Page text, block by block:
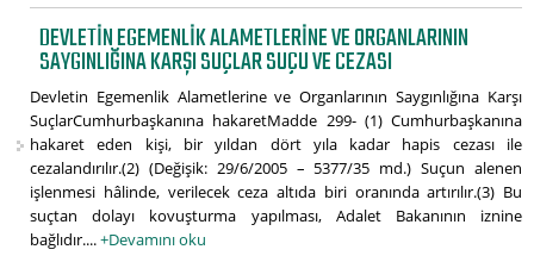
DEVLETIN EGEMENLIK ALAMETLERINE VE ORGANLARININ
SAYGINLIĞINA KARŞI SUÇLAR SUÇU VE CEZASI
Devletin Egemenlik Alametlerine ve Organlarının Saygınlığına Karşı
SuçlarCumhurbaşkanına hakaretMadde 299- (1) Cumhurbaşkanına
hakaret eden kişi, bir yıldan dört yıla kadar hapis cezası ile
cezalandırılır.(2) (Değişik: 29/6/2005 – 5377/35 md.) Suçun alenen
işlenmesi hâlinde, verilecek ceza altıda biri oranında artırılır.(3) Bu
suçtan dolayı kovuşturma yapılması, Adalet Bakanının iznine
bağlıdır....+Devamını oku